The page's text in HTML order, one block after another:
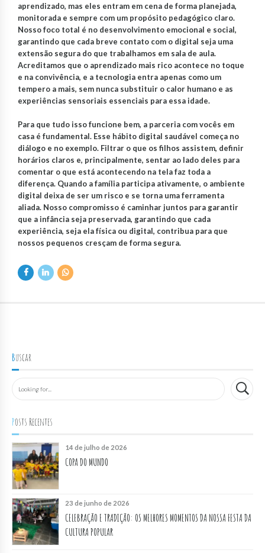
aprendizado, mas eles entram em cena de forma planejada,
monitorada e sempre com um propósito pedagógico claro.
Nosso foco total é no desenvolvimento emocional e social,
garantindo que cada breve contato com o digital seja uma
extensão segura do que trabalhamos em sala de aula.
Acreditamos que o aprendizado mais rico acontece no toque
e na convivência, e a tecnologia entra apenas como um
tempero a mais, sem nunca substituir o calor humano e as
experiências sensoriais essenciais para essa idade.
Para que tudo isso funcione bem, a parceria com vocês em
casa é fundamental. Esse hábito digital saudável começa no
diálogo e no exemplo. Filtrar o que os filhos assistem, definir
horários claros e, principalmente, sentar ao lado deles para
comentar o que está acontecendo na tela faz toda a
diferença. Quando a família participa ativamente, o ambiente
digital deixa de ser um risco e se torna uma ferramenta
aliada. Nosso compromisso é caminhar juntos para garantir
que a infância seja preservada, garantindo que cada
experiência, seja ela física ou digital, contribua para que
nossos pequenos cresçam de forma segura.
Buscar
Posts Recentes
14 de julho de 2026
COPA DO MUNDO
23 de junho de 2026
CELEBRAÇÃO E TRADIÇÃO: OS MELHORES MOMENTOS DA NOSSA FESTA DA
CULTURA POPULAR